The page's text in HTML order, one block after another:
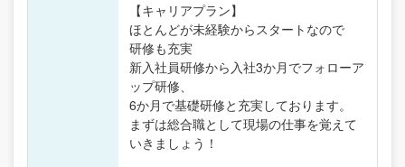
【キャリアプラン】
ほとんどが未経験からスタートなので
研修も充実
新入社員研修から入社3か月でフォローア
ップ研修、
6か月で基礎研修と充実しております。
まずは総合職として現場の仕事を覚えて
いきましょう！